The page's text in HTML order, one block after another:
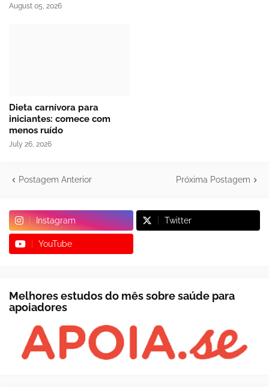
August 05, 2026
Dieta carnívora para
iniciantes: comece com
menos ruído
July 26, 2026
Postagem Anterior Próxima Postagem
Instagram Twitter
YouTube
Melhores estudos do mês sobre saúde para
apoiadores